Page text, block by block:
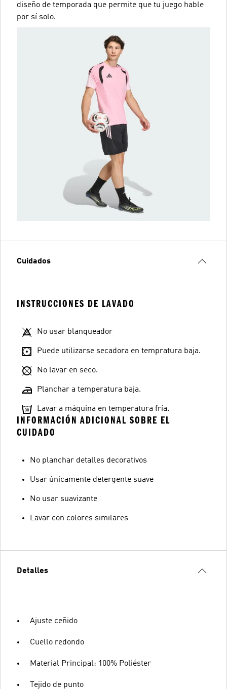
diseño de temporada que permite que tu juego hable
por sí solo.
Cuidados
INSTRUCCIONES DE LAVADO
No usar blanqueador
Puede utilizarse secadora en tempratura baja.
No lavar en seco.
Planchar a temperatura baja.
Lavar a máquina en temperatura fría.
INFORMACIÓN ADICIONAL SOBRE EL
CUIDADO
No planchar detalles decorativos
Usar únicamente detergente suave
No usar suavizante
Lavar con colores similares
Detalles
Ajuste ceñido
Cuello redondo
Material Principal: 100% Poliéster
Tejido de punto